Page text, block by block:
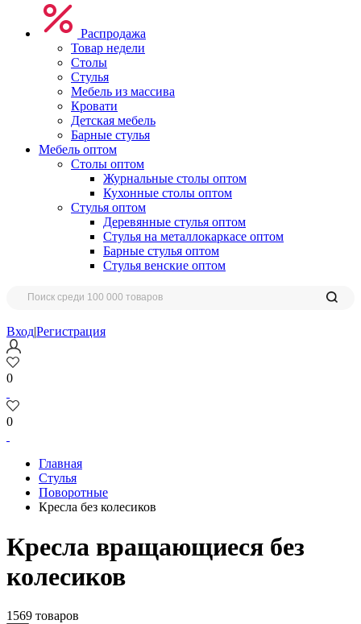
Распродажа
Товар недели
Столы
Стулья
Мебель из массива
Кровати
Детская мебель
Барные стулья
Мебель оптом
Столы оптом
Журнальные столы оптом
Кухонные столы оптом
Стулья оптом
Деревянные стулья оптом
Стулья на металлокаркасе оптом
Барные стулья оптом
Стулья венские оптом
Вход|Регистрация
0
0
Главная
Стулья
Поворотные
Кресла без колесиков
Кресла вращающиеся без
колесиков
1569 товаров